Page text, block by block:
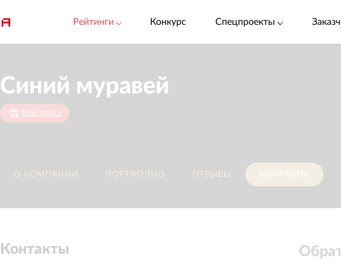
Рейтинги Конкурс Спецпроекты
Синий муравей
blue-ant.ru
О КОМПАНИИ ПОРТФОЛИО ОТЗЫВЫ КОНТАКТЫ
Контакты